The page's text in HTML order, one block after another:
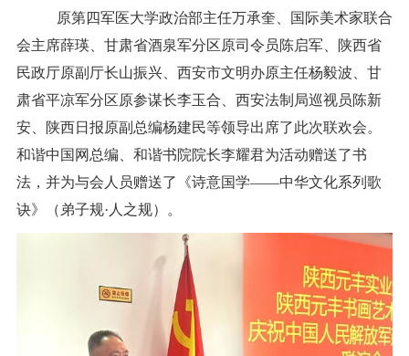
原第四军医大学政治部主任万承奎、国际美术家联合
会主席薛瑛、甘肃省酒泉军分区原司令员陈启军、陕西省
民政厅原副厅长山振兴、西安市文明办原主任杨毅波、甘
肃省平凉军分区原参谋长李玉合、西安法制局巡视员陈新
安、陕西日报原副总编杨建民等领导出席了此次联欢会。
和谐中国网总编、和谐书院院长李耀君为活动赠送了书
法，并为与会人员赠送了《诗意国学——中华文化系列歌
诀》（弟子规·人之规）。